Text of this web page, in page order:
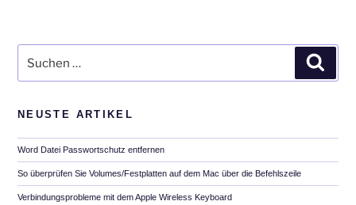
nach:
NEUSTE ARTIKEL
Word Datei Passwortschutz entfernen
So überprüfen Sie Volumes/Festplatten auf dem Mac über die Befehlszeile
Verbindungsprobleme mit dem Apple Wireless Keyboard